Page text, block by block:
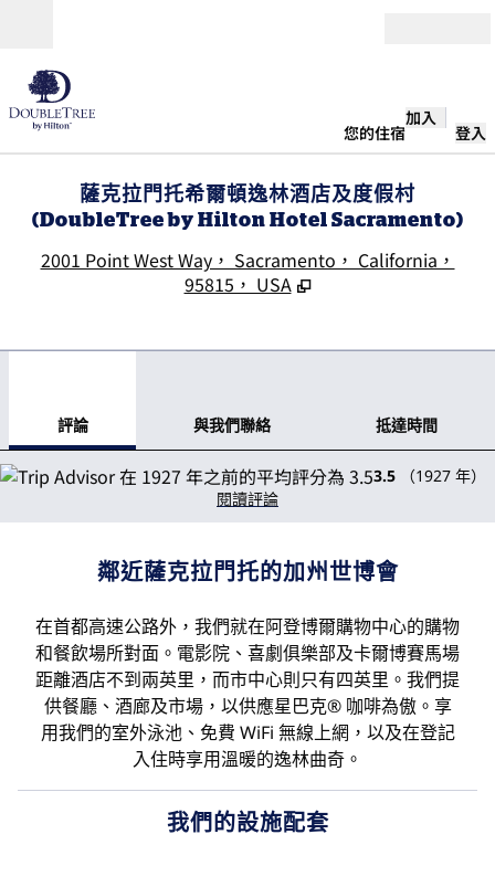
您的住宿
加入
登入
薩克拉門托希爾頓逸林酒店及度假村
(DoubleTree by Hilton Hotel Sacramento)
2001 Point West Way， Sacramento， California，
95815， USA
評論 與我們聯絡 抵達時間
3.5 （1927 年）
閱讀評論
鄰近薩克拉門托的加州世博會
在首都高速公路外，我們就在阿登博爾購物中心的購物
和餐飲場所對面。電影院、喜劇俱樂部及卡爾博賽馬場
距離酒店不到兩英里，而市中心則只有四英里。我們提
供餐廳、酒廊及市場，以供應星巴克® 咖啡為傲。享
用我們的室外泳池、免費 WiFi 無線上網，以及在登記
入住時享用溫暖的逸林曲奇。
我們的設施配套